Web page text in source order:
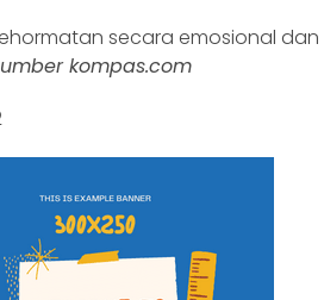
secara emosional dan
kompas.com